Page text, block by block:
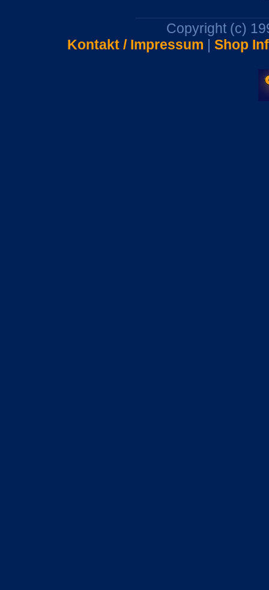
Copyright (c)
Kontakt / Impressum | Shop